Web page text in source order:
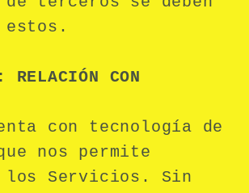
RELACIÓN CON
con tecnología de
nos permite
los Servicios. Sin